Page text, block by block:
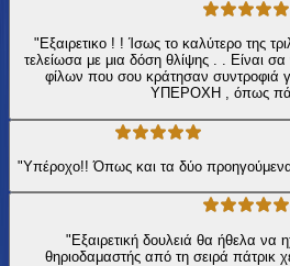
"Εξαιρετικο ! ! Ίσως το καλύτερο της τριλογίας κ το
τελείωσα με μια δόση θλίψης . . Είναι σα να αφήνεις πίσω μια παρεα
φίλων που σου κράτησαν συντροφιά
ΥΠΕΡΟΧΗ , όπως
"Υπέροχο!! Όπως και τα δύο
"Εξαιρετική δουλειά θα ήθελα να
θηριοδαμαστής από τη σειρά πάτρικ